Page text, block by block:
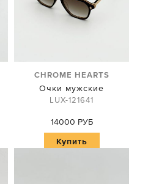
CHROME HEARTS
Очки мужские
LUX-121641
14000 РУБ
Купить